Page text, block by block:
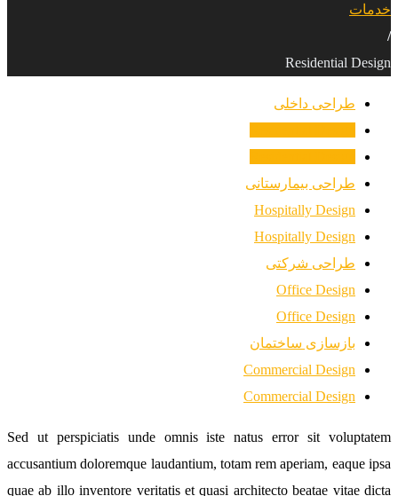
خدمات
/
Residential Design
طراحی داخلی
طراحی بیمارستانی
Hospitally Design
Hospitally Design
طراحی شرکتی
Office Design
Office Design
بازسازی ساختمان
Commercial Design
Commercial Design
Sed ut perspiciatis unde omnis iste natus error sit voluptatem
accusantium doloremque laudantium, totam rem aperiam, eaque ipsa
quae ab illo inventore veritatis et quasi architecto beatae vitae dicta